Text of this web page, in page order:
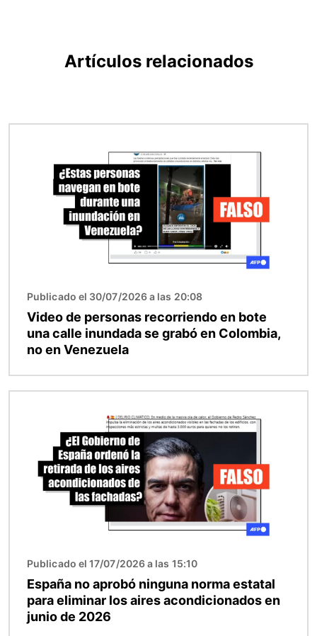
Artículos relacionados
Publicado el 30/07/2026 a las 20:08
Video de personas recorriendo en bote
una calle inundada se grabó en Colombia,
no en Venezuela
Publicado el 17/07/2026 a las 15:10
España no aprobó ninguna norma estatal
para eliminar los aires acondicionados en
junio de 2026